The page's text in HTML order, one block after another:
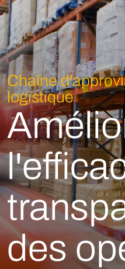
Chaîne
logistique
des